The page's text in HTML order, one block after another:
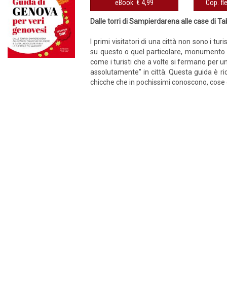
eBook € 4,99 Cop.
Dalle torri di Sampierdarena alle case di
I primi visitatori di una città non sono i
su questo o quel particolare,
come i turisti che a volte si fermano per
assolutamente” in città. Questa guida è
chicche che in pochissimi conoscono,